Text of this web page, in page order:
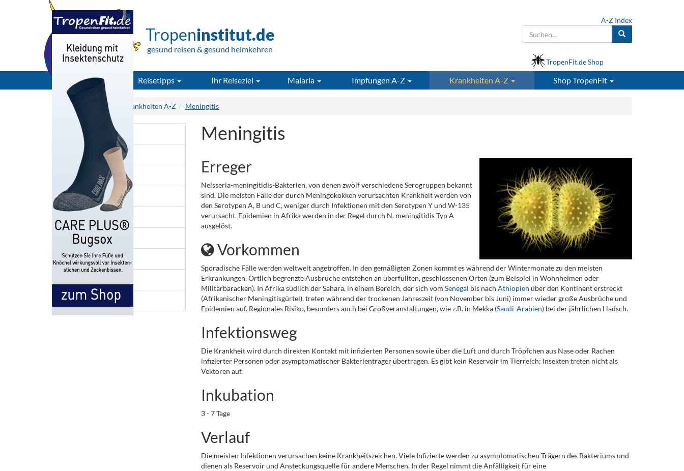
Tropeninstitut.de
gesund reisen & gesund heimkehren
A-Z Index
TropenFit.de Shop
Reisetipps Ihr Reiseziel Malaria Impfungen A-Z Krankheiten A-Z ShopTropenFit
Tropeninstitut.de Krankheiten A-Z Meningitis
Meningitis
Erreger
Neisseria-meningitidis-Bakterien, von denen zwölf verschiedene Serogruppen bekannt
sind. Die meisten Fälle der durch Meningokokken verursachten Krankheit werden von
den Serotypen A, B und C, weniger durch Infektionen mit den Serotypen Y und W-135
verursacht. Epidemien in Afrika werden in der Regel durch N. meningitidis Typ A
ausgelöst.
Vorkommen
Sporadische Fälle werden weltweit angetroffen. In den gemäßigten Zonen kommt es während der Wintermonate zu den meisten
Erkrankungen. Örtlich begrenzte Ausbrüche entstehen an überfüllten, geschlossenen Orten (zum Beispiel in Wohnheimen oder
Militärbaracken). In Afrika südlich der Sahara, in einem Bereich, der sich vom Senegal bis nach Äthiopien über den Kontinent erstreckt
(Afrikanischer Meningitisgürtel), treten während der trockenen Jahreszeit (von November bis Juni) immer wieder große Ausbrüche und
Epidemien auf. Regionales Risiko, besonders auch bei Großveranstaltungen, wie z.B. in Mekka (Saudi-Arabien) bei der jährlichen Hadsch.
Infektionsweg
Die Krankheit wird durch direkten Kontakt mit infizierten Personen sowie über die Luft und durch Tröpfchen aus Nase oder Rachen
infizierter Personen oder asymptomatischer Bakterienträger übertragen. Es gibt kein Reservoir im Tierreich; Insekten treten nicht als
Vektoren auf.
Inkubation
3 - 7 Tage
Verlauf
Die meisten Infektionen verursachen keine Krankheitszeichen. Viele Infizierte werden zu asymptomatischen Trägern des Bakteriums und
dienen als Reservoir und Ansteckungsquelle für andere Menschen. In der Regel nimmt die Anfälligkeit für eine
Chikungunya
Cholera
Denguefieber
Gelbfieber
Tollwut
Typhus
Alle Krankheiten A-Z